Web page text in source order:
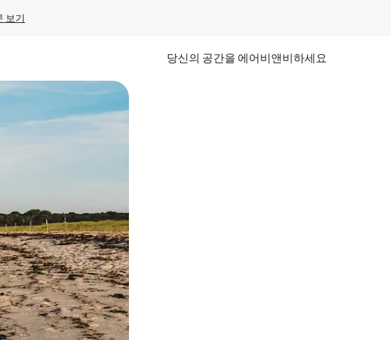
보기
당신의 공간을 에어비앤비하세요